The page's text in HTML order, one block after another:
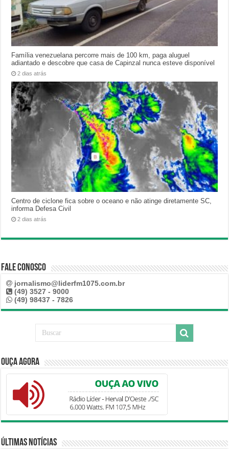
Família venezuelana percorre mais de 100 km, paga aluguel
adiantado e descobre que casa de Capinzal nunca esteve disponível
2 dias atrás
Centro de ciclone fica sobre o oceano e não atinge diretamente SC,
informa Defesa Civil
2 dias atrás
Fale Conosco
jornalismo@liderfm1075.com.br
(49) 3527 - 9000
(49) 98437 - 7826
Ouça Agora
Últimas Notícias